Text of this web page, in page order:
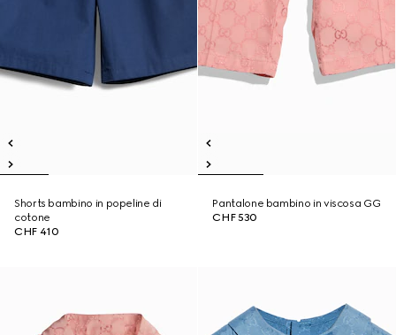
Shorts bambino in popeline di
cotone
CHF 410
Pantalone bambino in viscosa GG
CHF 530